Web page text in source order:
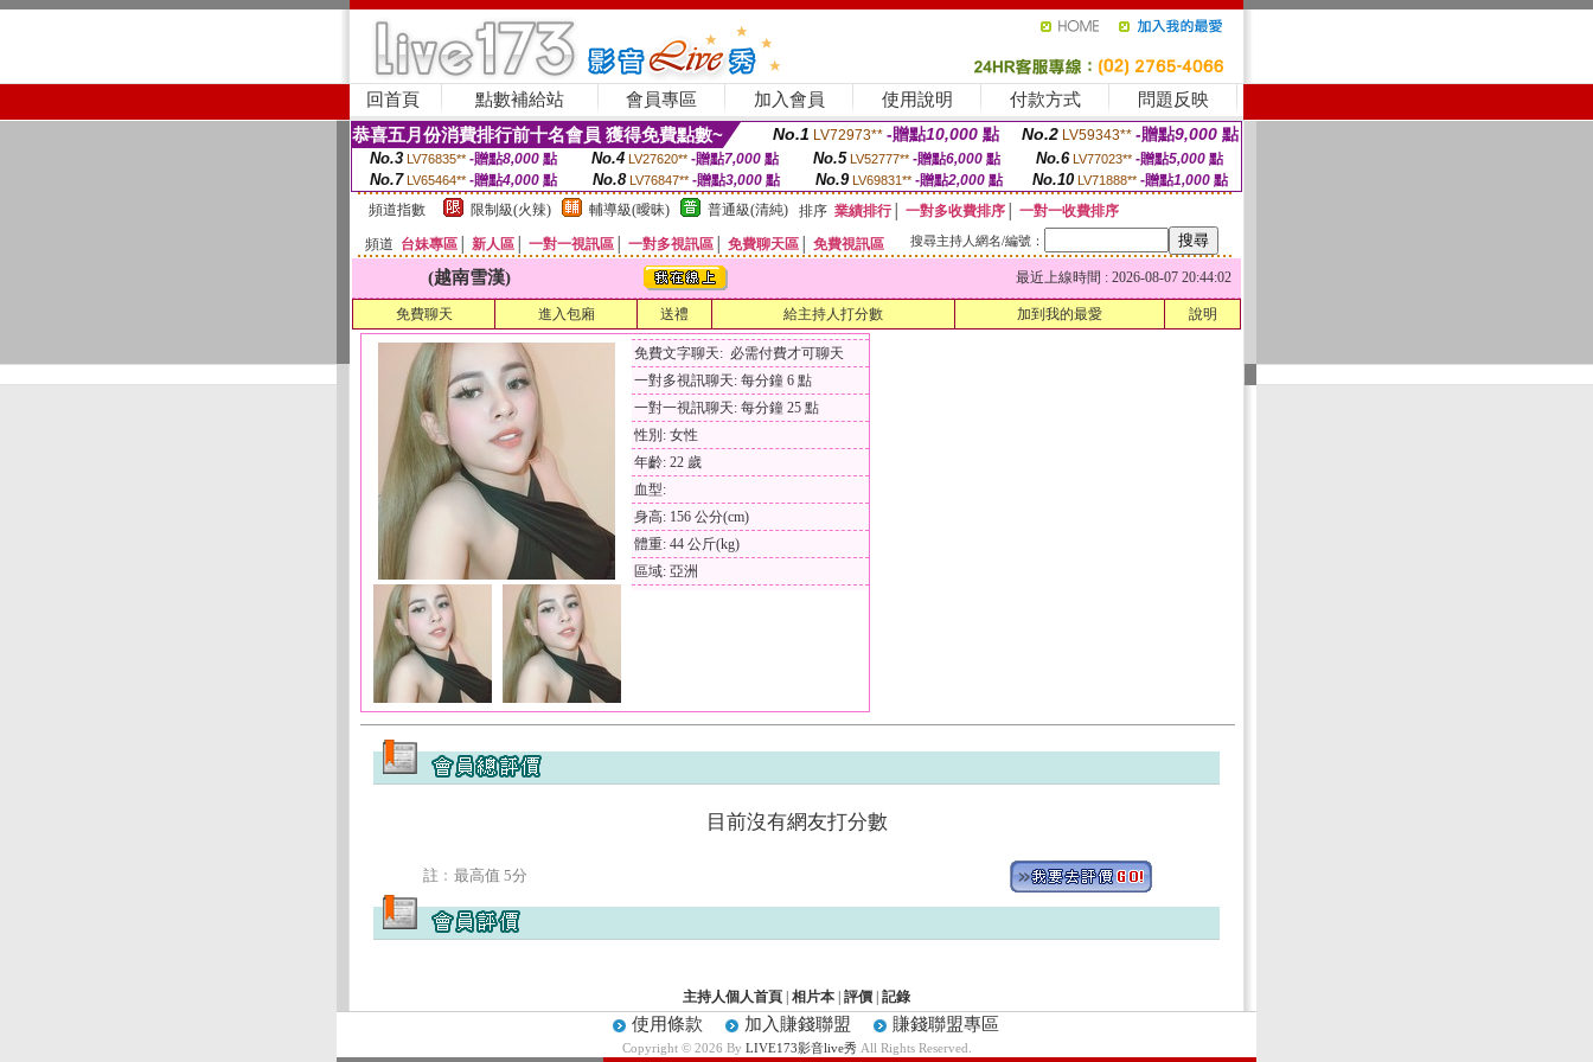
回首頁 點數補給站 會員專區 加入會員 使用說明 付款方式 問題反映
恭喜五月份消費排行前十名會員 獲得免費點數~ No.1 LV72973** -贈點10,000 點 No.2 LV59343** -贈點9,000 點
No.3 LV76835** -贈點8,000點 No.4 LV27620** -贈點7,000點 No.5 LV52777** -贈點6,000點 No.6 LV77023** -贈點5,000點
No.7 LV65464** -贈點4,000 點 No.8 LV76847** -贈點3,000 點 No.9 LV69831** -贈點2,000點 No.10 LV71888** -贈點1,000 點
頻道指數
限制級(火辣) 輔導級(曖昧) 普通級(清純) 排序 業績排行│ 一對多收費排序
一對一收費排序
頻道 台妹專區 新人區 一對一視訊區 一對多視訊區 免費聊天區 免費視訊區 搜尋主持人網名/編號：
(越南雪漢) 最近上線時間 : 2026-08-07 20:44:02
免費聊天 進入包廂 送禮 給主持人打分數 加到我的最愛 說明
免費文字聊天: 必需付費才可聊天
一對多視訊聊天: 每分鐘 6 點
一對一視訊聊天: 每分鐘 25 點
性別: 女性
年齡: 22 歲
血型:
身高: 156 公分(cm)
體重: 44 公斤(kg)
區域: 亞洲
目前沒有網友打分數
註﹕最高值 5分
主持人個人首頁 相片本 評價 記錄
使用條款 加入賺錢聯盟 賺錢聯盟專區
Copyright © 2026 By LIVE173影音live秀All Rights Reserved.